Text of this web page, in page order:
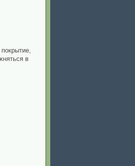
в